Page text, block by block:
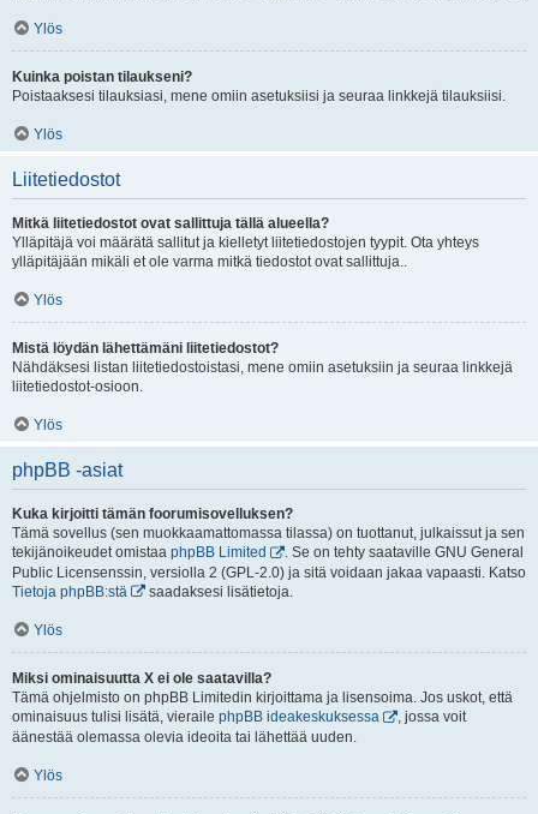
Ylös
Kuinka poistan tilaukseni?
Poistaaksesi tilauksiasi, mene omiin asetuksiisi ja seuraa linkkejä tilauksiisi.
Ylös
Liitetiedostot
Mitkä liitetiedostot ovat sallittuja tällä alueella?
Ylläpitäjä voi määrätä sallitut ja kielletyt liitetiedostojen tyypit. Ota yhteys
ylläpitäjään mikäli et ole varma mitkä tiedostot ovat sallittuja..
Ylös
Mistä löydän lähettämäni liitetiedostot?
Nähdäksesi listan liitetiedostoistasi, mene omiin asetuksiin ja seuraa linkkejä
liitetiedostot-osioon.
Ylös
phpBB -asiat
Kuka kirjoitti tämän foorumisovelluksen?
Tämä sovellus (sen muokkaamattomassa tilassa) on tuottanut, julkaissut ja sen
tekijänoikeudet omistaa phpBB Limited
. Se on tehty saataville GNU General
Public Licensenssin, versiolla 2 (GPL-2.0) ja sitä voidaan jakaa vapaasti. Katso
Tietoja phpBB:stä
saadaksesi lisätietoja.
Ylös
Miksi ominaisuutta X ei ole saatavilla?
Tämä ohjelmisto on phpBB Limitedin kirjoittama ja lisensoima. Jos uskot, että
ominaisuus tulisi lisätä, vieraile phpBB ideakeskuksessa
, jossa voit
äänestää olemassa olevia ideoita tai lähettää uuden.
Ylös